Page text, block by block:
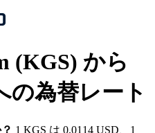
(KGS) から
の為替レート
1 KGS は 0.0114 USD、1